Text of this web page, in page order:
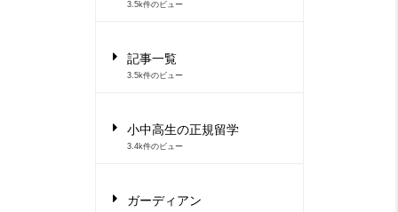
3.5k件のビュー
記事一覧
3.5k件のビュー
小中高生の正規留学
3.4k件のビュー
ガーディアン